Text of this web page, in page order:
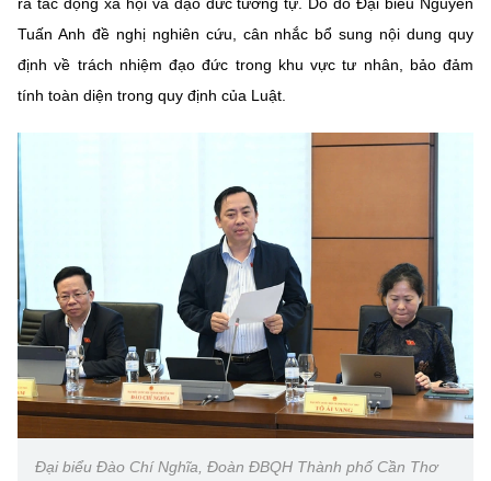
ra tác động xã hội và đạo đức tương tự. Do đó Đại biểu Nguyễn
Tuấn Anh đề nghị nghiên cứu, cân nhắc bổ sung nội dung quy
định về trách nhiệm đạo đức trong khu vực tư nhân, bảo đảm
tính toàn diện trong quy định của Luật.
Đại biểu Đào Chí Nghĩa, Đoàn ĐBQH Thành phố Cần Thơ